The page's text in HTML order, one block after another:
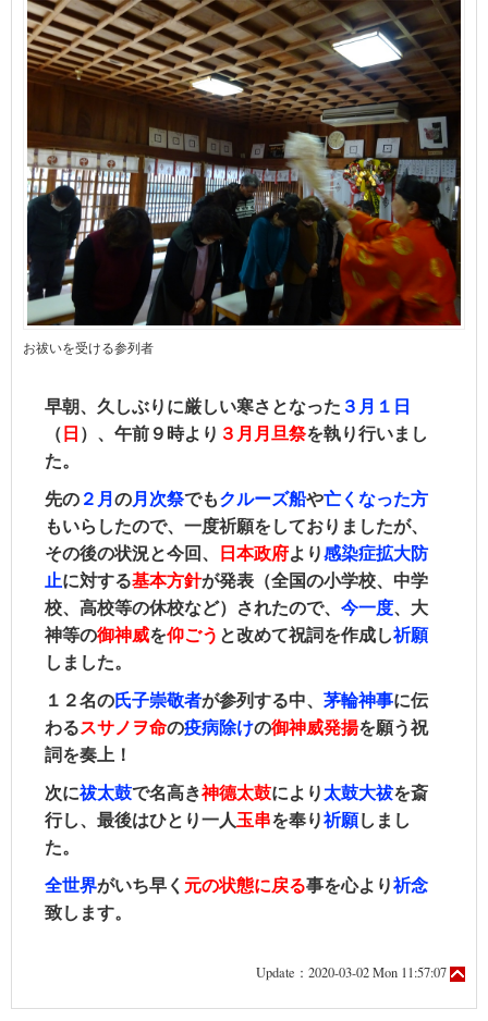
お祓いを受ける参列者
早朝、久しぶりに厳しい寒さとなった ３月１日
（ 日 ）、午前９時より ３月月旦祭を執り行いまし
た。
先の ２月 の月次祭でもクルーズ船や亡くなった方
もいらしたので、一度祈願をしておりましたが、
その後の状況と今回、
日本政府より感染症拡大防
止に対する基本方針が発表（全国の小学校、中学
校、高校等の休校など）されたので、 今一度、大
神等の御神威を仰ごう と改めて祝詞を作成し祈願
しました。
１２名の氏子崇敬者󠄀が参列する中、 茅輪神事に伝
わるスサノヲ命の疫病除けの御神威発揚を願う祝
詞を奏上！
次に祓󠄀太鼓で名高き神德太鼓により 太鼓大祓を斎
行し、最後はひとり一人玉串を奉り祈願しまし
た。
全世界がいち早く 元の状態に戻る事を心より祈念
致します。
Update：2020-03-02 Mon 11:57:07